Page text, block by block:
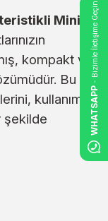
Mini
kompakt ve
Bu
kullanım
şekilde
WHATSAPP
- Bizimle İletişime Geçin